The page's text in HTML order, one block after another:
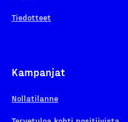
Tiedotteet
Kampanjat
Nollatilanne